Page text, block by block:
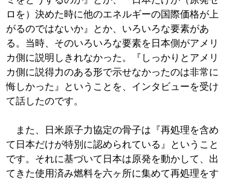
ロを）決めた時に他のエネルギーの国際価格が上
がるのではないか』とか、いろいろな要素があ
る。当時、そのいろいろな要素を日本側がアメリ
カ側に説明しきれなかった。『しっかりとアメリ
カ側に説得力のある形で示せなかったのは非常に
悔しかった』ということを、インタビューを受け
て話したのです。
また、日米原子力協定の骨子は『再処理を含め
て日本だけが特別に認められている』ということ
です。それに基づいて日本は原発を動かして、出
てきた使用済み燃料を六ヶ所に集めて再処理をす